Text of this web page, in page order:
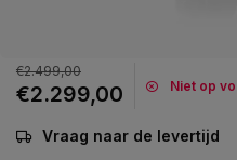
€2.499,00
€2.299,00 Niet op
Vraag naar de levertijd